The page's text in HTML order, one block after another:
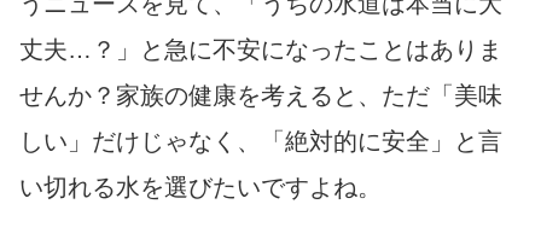
丈夫…？」と急に不安になったことはありま
せんか？家族の健康を考えると、ただ「美味
しい」だけじゃなく、「絶対的に安全」と言
い切れる水を選びたいですよね。